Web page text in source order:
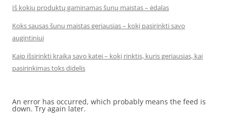
Iš kokių produktų gaminamas šunų maistas – ėdalas
Koks sausas šunų maistas geriausias – kokį pasirinkti savo
augintiniui
Kaip išsirinkti kraiką savo katei – kokį rinktis, kuris geriausias, kai
pasirinkimas toks didelis
An error has occurred, which probably means the feed is
down. Try again later.